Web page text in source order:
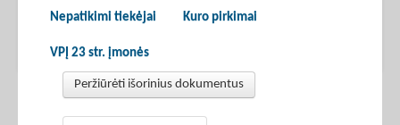
Nepatikimi tiekėjai Kuro pirkimai
VPĮ 23 str. įmonės
Peržiūrėti išorinius dokumentus